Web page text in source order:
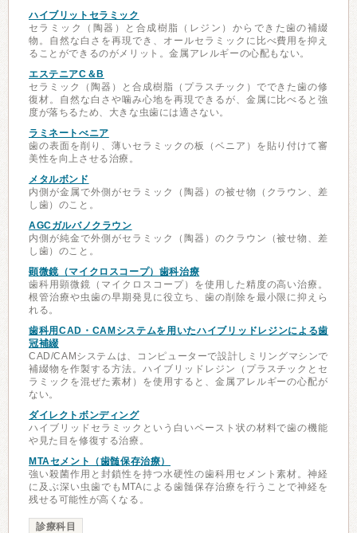
ハイブリットセラミック
セラミック（陶器）と合成樹脂（レジン）からできた歯の補綴
物。自然な白さを再現でき、オールセラミックに比べ費用を抑え
ることができるのがメリット。金属アレルギーの心配もない。
エステニアC＆B
セラミック（陶器）と合成樹脂（プラスチック）でできた歯の修
復材。自然な白さや噛み心地を再現できるが、金属に比べると強
度が落ちるため、大きな虫歯には適さない。
ラミネートべニア
歯の表面を削り、薄いセラミックの板（ベニア）を貼り付けて審
美性を向上させる治療。
メタルボンド
内側が金属で外側がセラミック（陶器）の被せ物（クラウン、差
し歯）のこと。
AGCガルバノクラウン
内側が純金で外側がセラミック（陶器）のクラウン（被せ物、差
し歯）のこと。
顕微鏡（マイクロスコープ）歯科治療
歯科用顕微鏡（マイクロスコープ）を使用した精度の高い治療。
根管治療や虫歯の早期発見に役立ち、歯の削除を最小限に抑えら
れる。
歯科用CAD・CAMシステムを用いたハイブリッドレジンによる歯
冠補綴
CAD/CAMシステムは、コンピューターで設計しミリングマシンで
補綴物を作製する方法。ハイブリッドレジン（プラスチックとセ
ラミックを混ぜた素材）を使用すると、金属アレルギーの心配が
ない。
ダイレクトボンディング
ハイブリッドセラミックという白いペースト状の材料で歯の機能
や見た目を修復する治療。
MTAセメント（歯髄保存治療）
強い殺菌作用と封鎖性を持つ水硬性の歯科用セメント素材。神経
に及ぶ深い虫歯でもMTAによる歯髄保存治療を行うことで神経を
残せる可能性が高くなる。
診療科目